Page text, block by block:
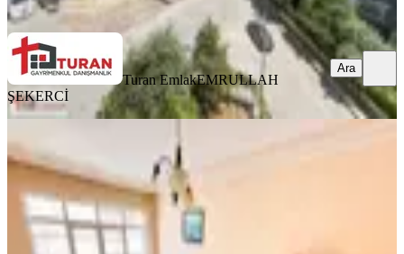
Ara
Turan EmlakEMRULLAH
ŞEKERCİ
Ara
Vatan Caddesi Üzerinde Komple Ön
Cephe Emsalsiz 3+1 Asansörlü
Yenimahalle, Demetevler Mahallesi
3+1· ·3. Kat